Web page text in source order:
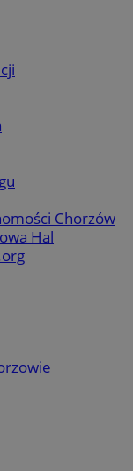
Chorzów
Hal